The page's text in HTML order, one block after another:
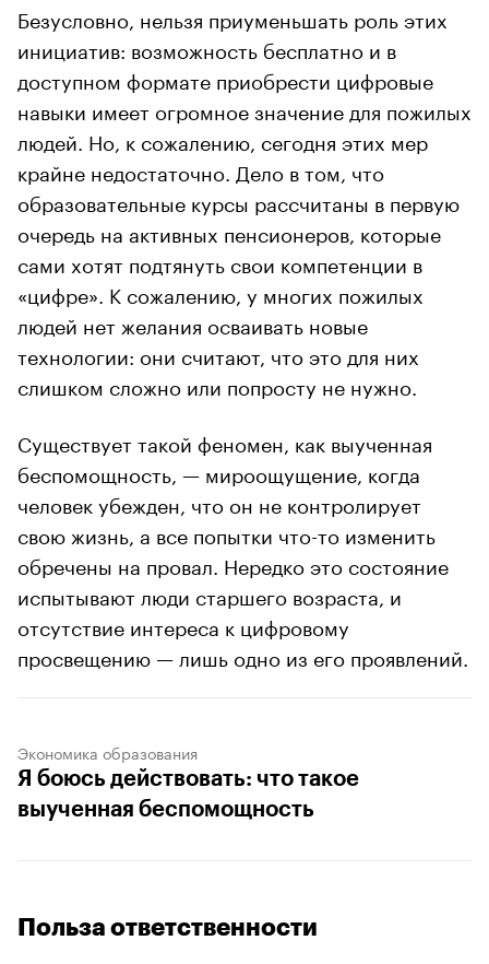
Безусловно, нельзя приуменьшать роль этих
инициатив: возможность бесплатно и в
доступном формате приобрести цифровые
навыки имеет огромное значение для пожилых
людей. Но, к сожалению, сегодня этих мер
крайне недостаточно. Дело в том, что
образовательные курсы рассчитаны в первую
очередь на активных пенсионеров, которые
сами хотят подтянуть свои компетенции в
«цифре». К сожалению, у многих пожилых
людей нет желания осваивать новые
технологии: они считают, что это для них
слишком сложно или попросту не нужно.
Существует такой феномен, как выученная
беспомощность, — мироощущение, когда
человек убежден, что он не контролирует
свою жизнь, а все попытки что-то изменить
обречены на провал. Нередко это состояние
испытывают люди старшего возраста, и
отсутствие интереса к цифровому
просвещению — лишь одно из его проявлений.
Экономика образования
Я боюсь действовать: что такое
выученная беспомощность
Польза ответственности